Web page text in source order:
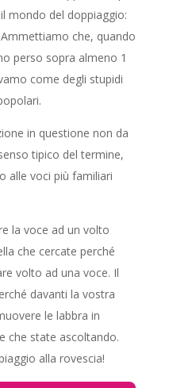
mondo del doppiaggio:
che, quando
perso sopra almeno 1
come degli stupidi
in questione non da
tipico del termine,
alle voci più familiari
la voce ad un volto
che cercate perché
volto ad una voce. Il
davanti la vostra
le labbra in
che state ascoltando.
alla rovescia!